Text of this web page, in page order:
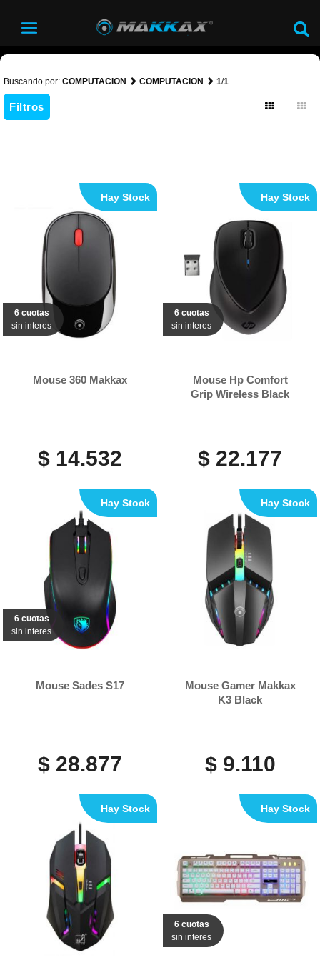
Buscando por: COMPUTACION COMPUTACION 1/1
Filtros
6 cuotas
sin interes
Mouse 360 Makkax
$ 14.532
Hay Stock
6 cuotas
sin interes
Mouse Hp Comfort
Grip Wireless Black
$ 22.177
Hay Stock
6 cuotas
sin interes
Mouse Sades S17
$ 28.877
Hay Stock
Mouse Gamer Makkax
K3 Black
$ 9.110
Hay Stock
Hay Stock
6 cuotas
sin interes
Hay Stock